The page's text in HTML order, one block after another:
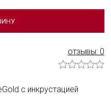
отзывы: 0
с инкрустацией